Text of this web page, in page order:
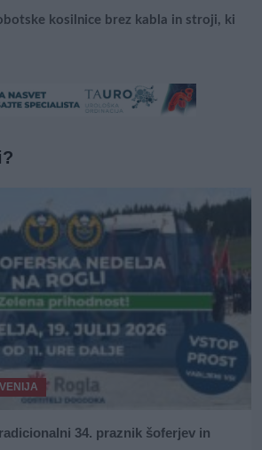
kosilnice brez kabla in stroji, ki
34. praznik šoferjev in